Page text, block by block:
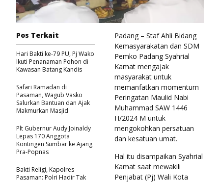
Padang – Staf Ahli Bidang
Kemasyarakatan dan SDM
Pemko Padang Syahrial
Kamat mengajak
masyarakat untuk
memanfatkan momentum
Peringatan Maulid Nabi
Muhammad SAW 1446
H/2024 M untuk
mengokohkan persatuan
dan kesatuan umat.
Hal itu disampaikan Syahrial
Kamat saat mewakili
Penjabat (Pj) Wali Kota
Pos Terkait
Hari Bakti ke-79 PU, Pj Wako
Ikuti Penanaman Pohon di
Kawasan Batang Kandis
Safari Ramadan di
Pasaman, Wagub Vasko
Salurkan Bantuan dan Ajak
Makmurkan Masjid
Plt Gubernur Audy Joinaldy
Lepas 170 Anggota
Kontingen Sumbar ke Ajang
Pra-Popnas
Bakti Religi, Kapolres
Pasaman: Polri Hadir Tak